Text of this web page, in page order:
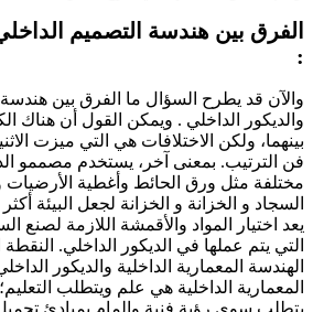
بين هندسة التصميم الداخلي
قد يطرح السؤال ما الفرق بين هندسة
الداخلي . ويمكن القول أن هناك الكثير
ولكن الاختلافات هي التي ميزت الاثنين.
بمعنى آخر، يستخدم مصممو الديكور
مثل ورق الحائط وأغطية الأرضيات
و الخزانة و الخزانة لجعل البيئة أكثر
المواد والأقمشة اللازمة لصنع الستائر
عملها في الديكور الداخلي. النقطة
المعمارية الداخلية والديكور الداخلي هي
الداخلية هي علم ويتطلب التعليم؛ لكن
سوى رؤية فنية وإلمام بمبادئ تجميل